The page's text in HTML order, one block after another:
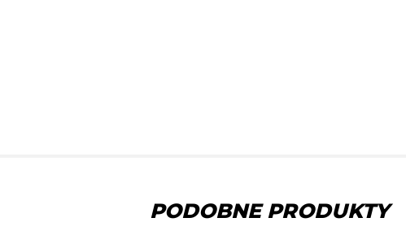
PODOBNE PRODUKTY